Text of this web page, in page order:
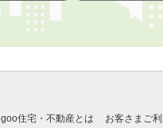
goo住宅・不動産とは お客さまご